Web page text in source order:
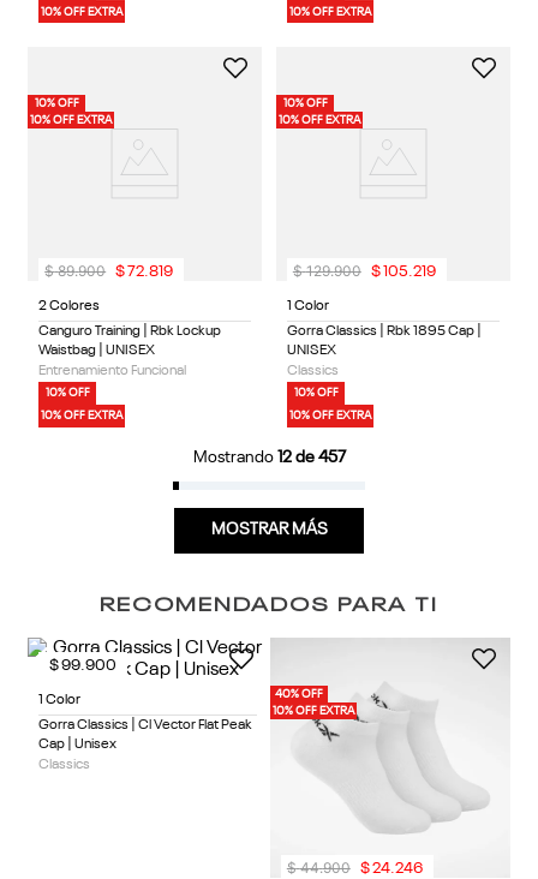
10% OFF EXTRA
10% OFF EXTRA
10% OFF
10% OFF EXTRA
2 Colores
Canguro Training | Rbk Lockup
Waistbag | UNISEX
Entrenamiento Funcional
10% OFF
10% OFF EXTRA
$ 89.900 $72.819
10% OFF
10% OFF EXTRA
1 Color
Gorra Classics | Rbk 1895 Cap |
UNISEX
Classics
10% OFF
10% OFF EXTRA
$ 129.900 $105.219
Mostrando 12 de 457
MOSTRAR MÁS
RECOMENDADOS PARA TI
1 Color
Gorra Classics | Cl Vector Flat Peak
Cap | Unisex
Classics
$99.900
40% OFF
10% OFF EXTRA
$ 44.900 $24. 246